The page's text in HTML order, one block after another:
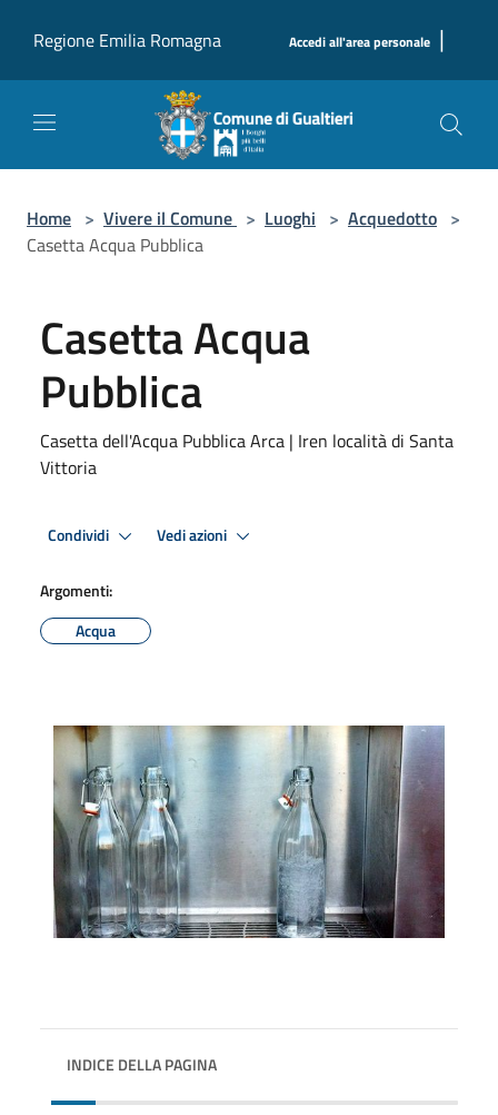
Regione Emilia Romagna
Accedi all'area personale |
Home > Vivere il Comune > Luoghi > Acquedotto >
Casetta Acqua Pubblica
Casetta Acqua
Pubblica
Casetta dell'Acqua Pubblica Arca | Iren località di Santa
Vittoria
Condividi Vedi azioni
Argomenti:
Acqua
INDICE DELLA PAGINA